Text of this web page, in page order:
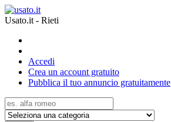
Usato.it - Rieti
Accedi
Crea un account gratuito
Pubblica il tuo annuncio gratuitamente